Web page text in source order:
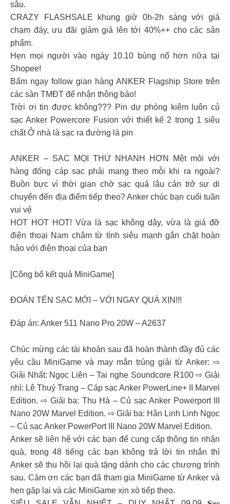
sâu.
CRAZY FLASHSALE khung giờ 0h-2h sáng với giá
chạm đáy, ưu đãi giảm giá lên tới 40%++ cho các sản
phẩm.
Hẹn mọi người vào ngày 10.10 bùng nổ hơn nữa tại
Shopee!
Bấm ngay follow gian hàng ANKER Flagship Store trên
các sàn TMĐT để nhận thông báo!
Trời ơi tin được không??? Pin dự phòng kiêm luôn củ
sạc Anker Powercore Fusion với thiết kế 2 trong 1 siêu
chất Ở nhà là sạc ra đường là pin
ANKER – SẠC MỌI THỨ NHANH HƠN Mệt mỏi với
hàng đống cáp sạc phải mang theo mỗi khi ra ngoài?
Buồn bực vì thời gian chờ sạc quá lâu cản trở sự di
chuyển đến địa điểm tiếp theo? Anker chúc bạn cuối tuần
vui vẻ
HOT HOT HOT! Vừa là sạc không dây, vừa là giá đỡ
điện thoại Nam châm từ tính siêu mạnh gắn chặt hoàn
hảo với điện thoại của bạn
[Công bố kết quả MiniGame]
ĐOÁN TÊN SẠC MỚI – VỚI NGAY QUÀ XỊN!!!
Đáp án: Anker 511 Nano Pro 20W – A2637
Chúc mừng các tài khoản sau đã hoàn thành đầy đủ các
yêu cầu MiniGame và may mắn trúng giải từ Anker: ⇨
Giải Nhất: Ngọc Liên – Tai nghe Soundcore R100 ⇨ Giải
nhì: Lê Thuý Trang – Cáp sạc Anker PowerLine+ II Marvel
Edition. ⇨ Giải ba: Thu Hà – Củ sạc Anker Powerport III
Nano 20W Marvel Edition. ⇨ Giải ba: Hân Linh Linh Ngọc
– Củ sạc Anker PowerPort III Nano 20W Marvel Edition.
Anker sẽ liên hệ với các bạn để cung cấp thông tin nhận
quà, trong 48 tiếng các bạn không trả lời tin nhắn thì
Anker sẽ thu hồi lại quà tặng dành cho các chương trình
sau. Cảm ơn các bạn đã tham gia MiniGame từ Anker và
hẹn gặp lại và các MiniGame xịn xò tiếp theo.